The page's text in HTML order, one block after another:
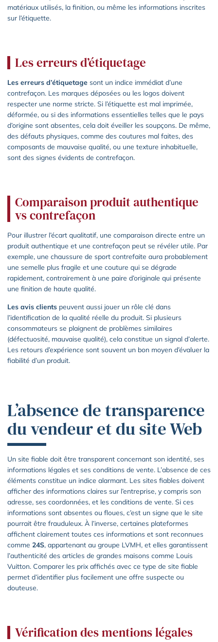
matériaux utilisés, la finition, ou même les informations inscrites
sur l’étiquette.
Les erreurs d’étiquetage
Les erreurs d’étiquetage sont un indice immédiat d’une
contrefaçon. Les marques déposées ou les logos doivent
respecter une norme stricte. Si l’étiquette est mal imprimée,
déformée, ou si des informations essentielles telles que le pays
d’origine sont absentes, cela doit éveiller les soupçons. De même,
des défauts physiques, comme des coutures mal faites, des
composants de mauvaise qualité, ou une texture inhabituelle,
sont des signes évidents de contrefaçon.
Comparaison produit authentique
vs contrefaçon
Pour illustrer l’écart qualitatif, une comparaison directe entre un
produit authentique et une contrefaçon peut se révéler utile. Par
exemple, une chaussure de sport contrefaite aura probablement
une semelle plus fragile et une couture qui se dégrade
rapidement, contrairement à une paire d’originale qui présente
une finition de haute qualité.
Les avis clients peuvent aussi jouer un rôle clé dans
l’identification de la qualité réelle du produit. Si plusieurs
consommateurs se plaignent de problèmes similaires
(défectuosité, mauvaise qualité), cela constitue un signal d’alerte.
Les retours d’expérience sont souvent un bon moyen d’évaluer la
fiabilité d’un produit.
L’absence de transparence
du vendeur et du site Web
Un site fiable doit être transparent concernant son identité, ses
informations légales et ses conditions de vente. L’absence de ces
éléments constitue un indice alarmant. Les sites fiables doivent
afficher des informations claires sur l’entreprise, y compris son
adresse, ses coordonnées, et les conditions de vente. Si ces
informations sont absentes ou floues, c’est un signe que le site
pourrait être frauduleux. À l’inverse, certaines plateformes
affichent clairement toutes ces informations et sont reconnues
comme 24S, appartenant au groupe LVMH, et elles garantissent
l’authenticité des articles de grandes maisons comme Louis
Vuitton. Comparer les prix affichés avec ce type de site fiable
permet d’identifier plus facilement une offre suspecte ou
douteuse.
Vérification des mentions légales